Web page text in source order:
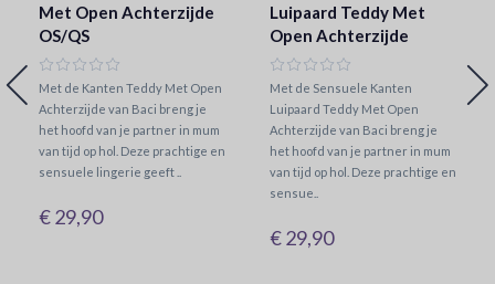
Met Open Achterzijde
OS/QS
Met de Kanten Teddy Met Open
Achterzijde van Baci breng je
het hoofd van je partner in mum
van tijd op hol. Deze prachtige en
sensuele lingerie geeft ..
€ 29,90
Luipaard Teddy Met
Open Achterzijde
Met de Sensuele Kanten
Luipaard Teddy Met Open
Achterzijde van Baci breng je
het hoofd van je partner in mum
van tijd op hol. Deze prachtige en
sensue..
€ 29,90